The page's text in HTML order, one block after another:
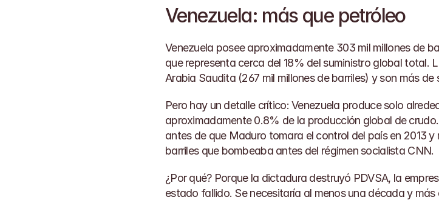
Venezuela: más que petróleo
Venezuela posee aproximadamente 303 mil millones de
que representa cerca del 18% del suministro global total.
Arabia Saudita (267 mil millones de barriles) y son más
Pero hay un detalle crítico: Venezuela produce solo
aproximadamente 0.8% de la producción global de
antes de que Maduro tomara el control del país en 2013
barriles que bombeaba antes del régimen socialista CNN.
¿Por qué? Porque la dictadura destruyó PDVSA, la
estado fallido. Se necesitaría al menos una década y más